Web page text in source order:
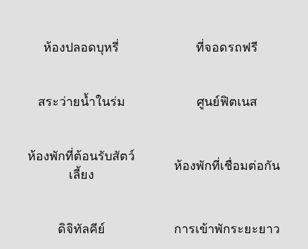
ห้องปลอดบุหรี่ ที่จอดรถฟรี
สระว่ายน้ำในร่ม ศูนย์ฟิตเนส
ห้องพักที่ต้อนรับสัตว์
เลี้ยง
ห้องพักที่เชื่อมต่อกัน
ดิจิทัลคีย์ การเข้าพักระยะยาว